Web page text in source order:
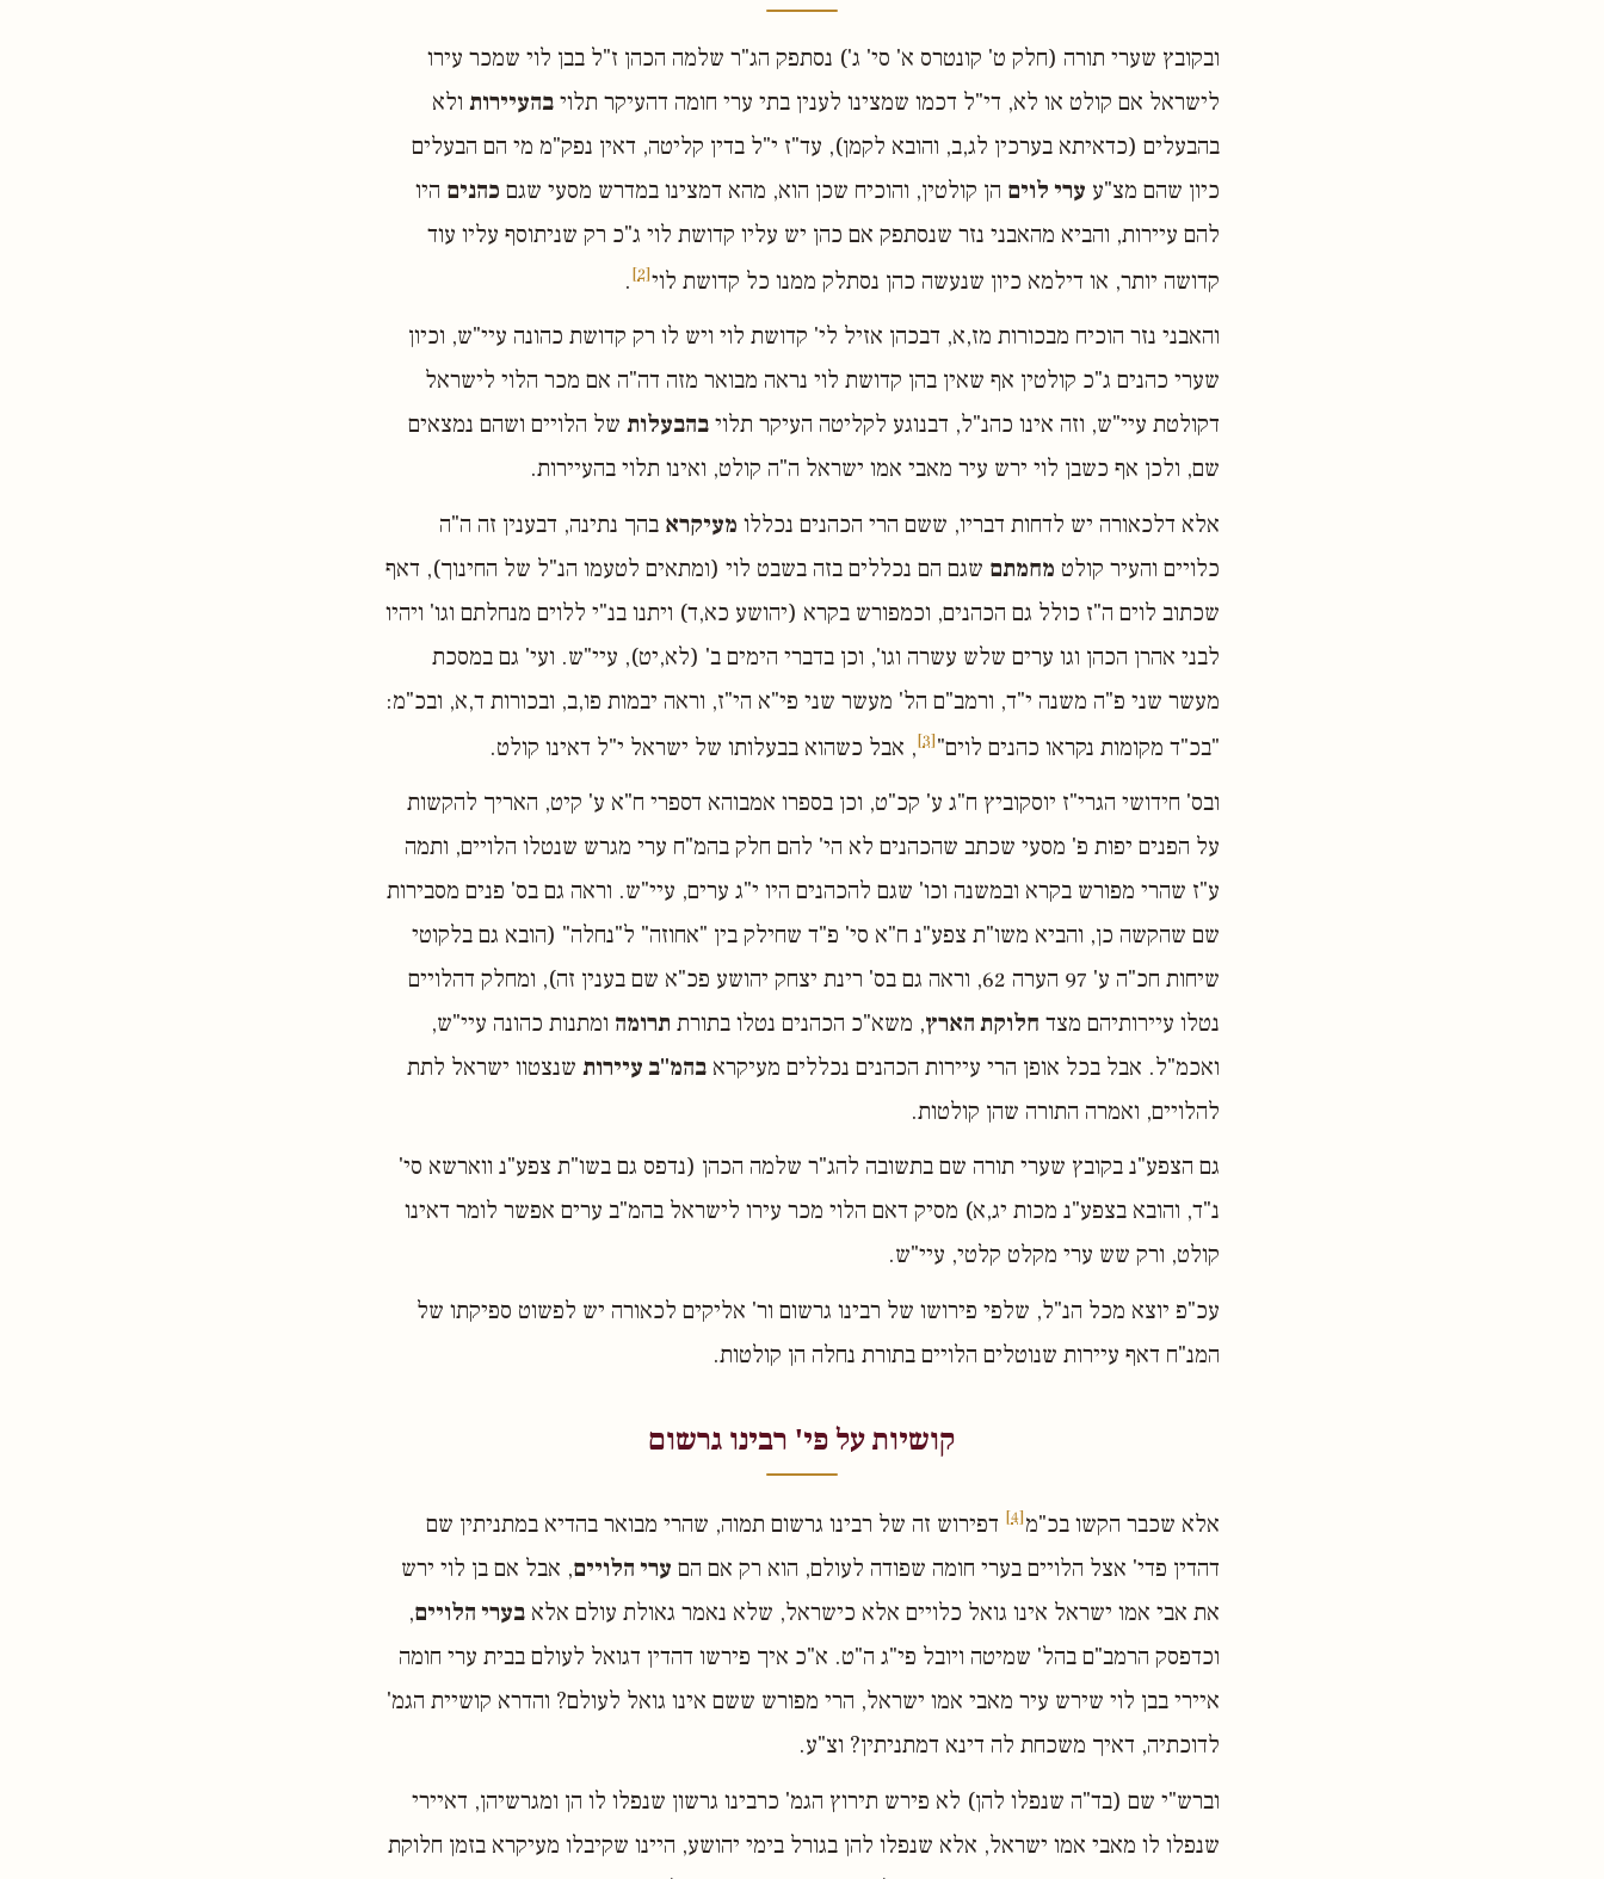
ובקובץ שערי תורה (חלק ט' קונטרס א' סי' ג') נסתפק הג"ר שלמה הכהן ז"ל בבן לוי שמכר עירו
לישראל אם קולט או לא, די"ל דכמו שמצינו לענין בתי ערי חומה דהעיקר תלויבהעיירות ולא
בהבעלים (כדאיתא בערכין לג,ב, והובא לקמן), עד"ז י"ל בדין קליטה, דאין נפק"מ מי הם הבעלים
כיון שהם מצ"ע ערי לוים הן קולטין, והוכיח שכן הוא, מהא דמצינו במדרש מסעי שגם כהנים היו
להם עיירות, והביא מהאבני נזר שנסתפק אם כהן יש עליו קדושת לוי ג"כ רק שניתוסף עליו עוד
קדושה יותר, או דילמא כיון שנעשה כהן נסתלק ממנו כל קדושת לוי[2]
.
והאבני נזר הוכיח מבכורות מז,א, דבכהן אזיל לי' קדושת לוי ויש לו רק קדושת כהונה עיי"ש, וכיון
שערי כהנים ג"כ קולטין אף שאין בהן קדושת לוי נראה מבואר מזה דה"ה אם מכר הלוי לישראל
דקולטת עיי"ש, וזה אינו כהנ"ל, דבנוגע לקליטה העיקר תלויבהבעלות של הלויים ושהם נמצאים
שם, ולכן אף כשבן לוי ירש עיר מאבי אמו ישראל ה"ה קולט, ואינו תלוי בהעיירות.
אלא דלכאורה יש לדחות דבריו, ששם הרי הכהנים נכללו מעיקרא בהך נתינה, דבענין זה ה"ה
כלויים והעיר קולט מחמתם שגם הם נכללים בזה בשבט לוי (ומתאים לטעמו הנ"ל של החינוך), דאף
שכתוב לוים ה"ז כולל גם הכהנים, וכמפורש בקרא (יהושע כא,ד) ויתנו בנ"י ללוים מנחלתם וגו' ויהיו
לבני אהרן הכהן וגו ערים שלש עשרה וגו', וכן בדברי הימים ב' (לא,יט), עיי"ש. ועי' גם במסכת
מעשר שני פ"ה משנה י"ד, ורמב"ם הל' מעשר שני פי"א הי"ז, וראה יבמות פו,ב, ובכורות ד,א, ובכ"מ:
"בכ"ד מקומות נקראו כהנים לוים"[3]
, אבל כשהוא בבעלותו של ישראל י"ל דאינו קולט.
ובס' חידושי הגרי"ז יוסקוביץ ח"ג ע' קכ"ט, וכן בספרו אמבוהא דספרי ח"א ע' קיט, האריך להקשות
על הפנים יפות פ' מסעי שכתב שהכהנים לא הי' להם חלק בהמ"ח ערי מגרש שנטלו הלויים, ותמה
ע"ז שהרי מפורש בקרא ובמשנה וכו' שגם להכהנים היו י"ג ערים, עיי"ש. וראה גם בס' פנים מסבירות
שם שהקשה כן, והביא משו"ת צפע"נ ח"א סי' פ"ד שחילק בין "אחוזה" ל"נחלה" (הובא גם בלקוטי
שיחות חכ"ה ע' 97 הערה 62, וראה גם בס' רינת יצחק יהושע פכ"א שם בענין זה), ומחלק דהלויים
נטלו עיירותיהם מצד חלוקת הארץ, משא"כ הכהנים נטלו בתורת תרומה ומתנות כהונה עיי"ש,
ואכמ"ל. אבל בכל אופן הרי עיירות הכהנים נכללים מעיקרא בהמ"ב עיירות שנצטוו ישראל לתת
להלויים, ואמרה התורה שהן קולטות.
גם הצפע"נ בקובץ שערי תורה שם בתשובה להג"ר שלמה הכהן (נדפס גם בשו"ת צפע"נ ווארשא סי'
נ"ד, והובא בצפע"נ מכות יג,א) מסיק דאם הלוי מכר עירו לישראל בהמ"ב ערים אפשר לומר דאינו
קולט, ורק שש ערי מקלט קלטי, עיי"ש.
עכ"פ יוצא מכל הנ"ל, שלפי פירושו של רבינו גרשום ור' אליקים לכאורה יש לפשוט ספיקתו של
המנ"ח דאף עיירות שנוטלים הלויים בתורת נחלה הן קולטות.
קושיות על פי' רבינו גרשום
אלא שכבר הקשו בכ"מ[4]
דפירוש זה של רבינו גרשום תמוה, שהרי מבואר בהדיא במתניתין שם
דהדין פדי' אצל הלויים בערי חומה שפודה לעולם, הוא רק אם הם ערי הלויים, אבל אם בן לוי ירש
את אבי אמו ישראל אינו גואל כלויים אלא כישראל, שלא נאמר גאולת עולם אלא בערי הלויים,
וכדפסק הרמב"ם בהל' שמיטה ויובל פי"ג ה"ט. א"כ איך פירשו דהדין דגואל לעולם בבית ערי חומה
איירי בבן לוי שירש עיר מאבי אמו ישראל, הרי מפורש ששם אינו גואל לעולם? והדרא קושיית הגמ'
לדוכתיה, דאיך משכחת לה דינא דמתניתין? וצ"ע.
וברש"י שם (בד"ה שנפלו להן) לא פירש תירוץ הגמ' כרבינו גרשון שנפלו לו הן ומגרשיהן, דאיירי
שנפלו לו מאבי אמו ישראל, אלא שנפלו להן בגורל בימי יהושע, היינו שקיבלו מעיקרא בזמן חלוקת